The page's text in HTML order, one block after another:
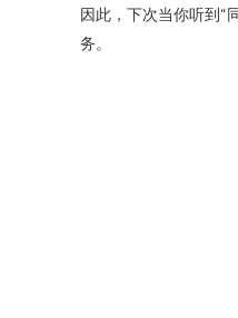
因此，下次当你听到“
务。